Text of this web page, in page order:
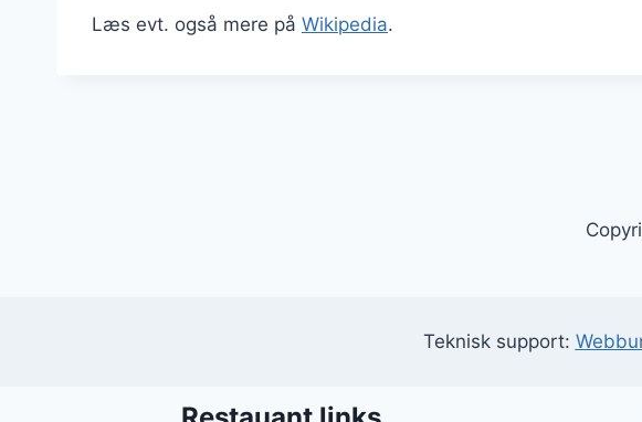
Læs evt. også mere på Wikipedia.
Teknisk support: